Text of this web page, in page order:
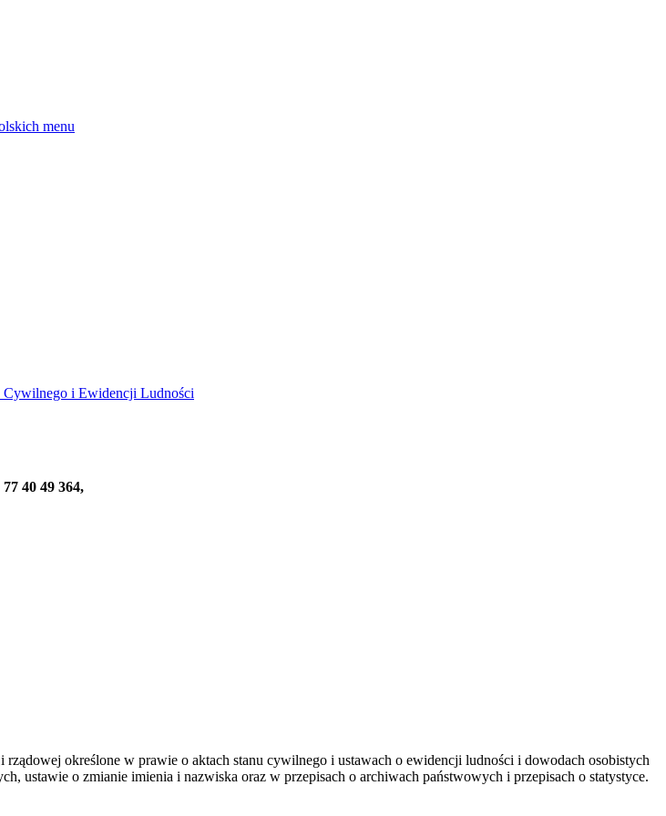
menu
Cywilnego i Ewidencji Ludności
40 49 364,
określone w prawie o aktach stanu cywilnego i ustawach o ewidencji ludności i dowodach osobistych
ustawie o zmianie imienia i nazwiska oraz w przepisach o archiwach państwowych i przepisach o statystyce.